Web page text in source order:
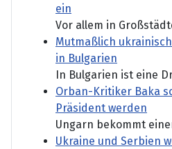
ein
Vor allem in
Mutmaßlich
in Bulgarien
In Bulgarien ist eine
Orban-Kritiker Baka
Präsident werden
Ungarn bekommt
Ukraine und Serbien